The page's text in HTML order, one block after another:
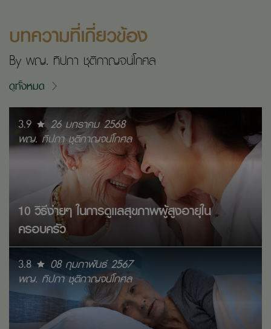
บทความที่เกี่ยวข้อง
By พญ. ทิปภา ชุติกาญจน์โกศล
ดูทั้งหมด
3.9
26 มกราคม 2568
พญ. ทิปภา ชุติกาญจน์โกศล
10 วิธีง่ายๆ ในการดูแลสุขภาพผู้สูงอายุใน
ครอบครัว
3.8
08 กุมภาพันธ์ 2567
พญ. ทิปภา ชุติกาญจน์โกศล